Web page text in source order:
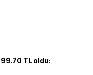
99.70 TL oldu: